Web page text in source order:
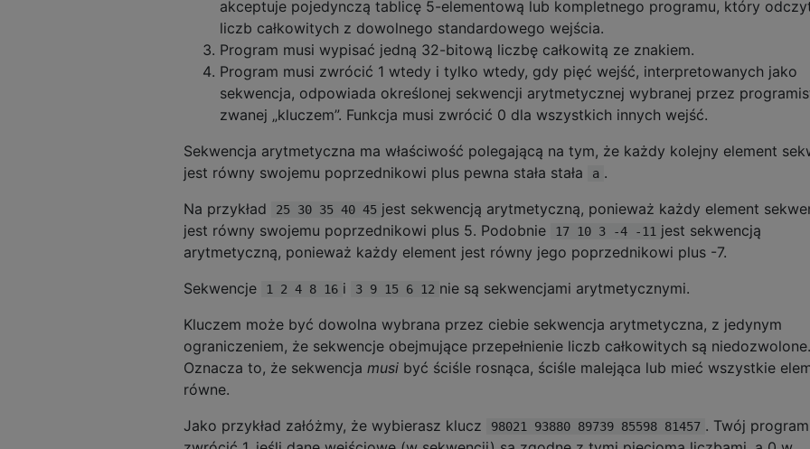
akceptuje pojedynczą tablicę 5-elementową lub kompletnego programu, który
liczb całkowitych z dowolnego standardowego wejścia.
Program musi wypisać jedną 32-bitową liczbę całkowitą ze znakiem.
Program musi zwrócić 1 wtedy i tylko wtedy, gdy pięć wejść, interpretowanych jako
sekwencja, odpowiada określonej sekwencji arytmetycznej wybranej przez
zwanej „kluczem”. Funkcja musi zwrócić 0 dla wszystkich innych wejść.
Sekwencja arytmetyczna ma właściwość polegającą na tym, że każdy kolejny element
jest równy swojemu poprzednikowi plus pewna stała stała
a .
Na przykład
25 30 35 40 45 jest sekwencją arytmetyczną, ponieważ każdy element
jest równy swojemu poprzednikowi plus 5. Podobnie
17 10 3 -4 -11 jest sekwencją
arytmetyczną, ponieważ każdy element jest równy jego poprzednikowi plus -7.
Sekwencje
1 2 4 8 16 i 3 9 15 6 12 nie są sekwencjami arytmetycznymi.
Kluczem może być dowolna wybrana przez ciebie sekwencja arytmetyczna, z jedynym
ograniczeniem, że sekwencje obejmujące przepełnienie liczb całkowitych są niedozwolone.
Oznacza to, że sekwencja musi być ściśle rosnąca, ściśle malejąca lub mieć wszystkie
równe.
Jako przykład załóżmy, że wybierasz klucz
98021 93880 89739 85598 81457 . Twój